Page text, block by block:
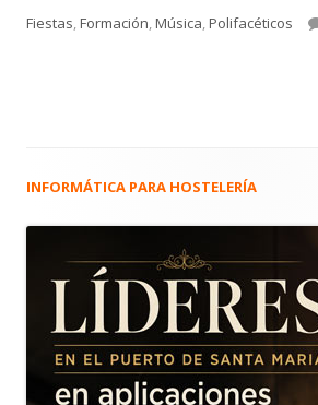
el
Fiestas,Formación,Música,Polifacéticos
Barra
principal
INFORMÁTICA PARA HOSTELERÍA